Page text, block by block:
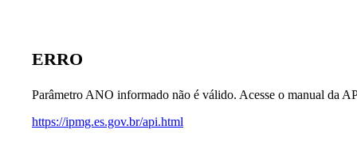
ERRO
Parâmetro ANO informado não é válido. Acesse o manual da
https://ipmg.es.gov.br/api.html